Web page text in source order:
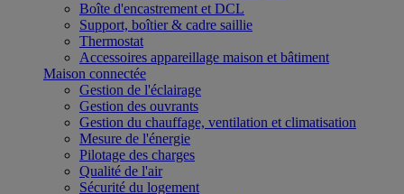
Boîte d'encastrement et DCL
Support, boîtier & cadre saillie
Thermostat
Accessoires appareillage maison et bâtiment
Maison connectée
Gestion de l'éclairage
Gestion des ouvrants
Gestion du chauffage, ventilation et climatisation
Mesure de l'énergie
Pilotage des charges
Qualité de l'air
Sécurité du logement